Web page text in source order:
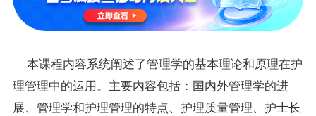
本课程内容系统阐述了管理学的基本理论和原理在护
理管理中的运用。主要内容包括：国内外管理学的进
展、管理学和护理管理的特点、护理质量管理、护士长